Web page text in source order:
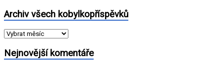
Archiv všech kobylkopříspěvků
Archiv
kobylkopříspěvků
Nejnovější komentáře